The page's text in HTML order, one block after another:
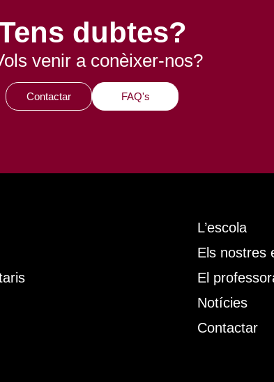
dubtes?
venir a conèixer-nos?
Contactar FAQ's
L’escola
Els nostres
El
Notícies
Contactar